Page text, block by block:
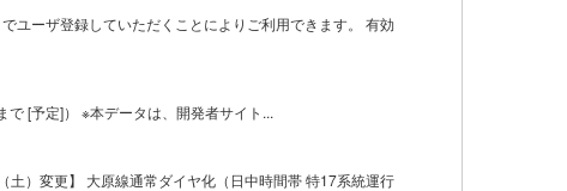
ユーザ登録していただくことによりご利用できます。 有効
[予定]） ※本データは、開発者サイト...
）変更】 大原線通常ダイヤ化（日中時間帯 特17系統運行